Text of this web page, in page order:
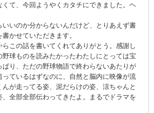
て、今回ようやくカタチにできました。ヘ
いいのか分からないんだけど、とりあえず書
かせていただきます。
らこの話を書いてくれてありがとう。感謝し
球ものを読みたかったわたしにとっては宝
り、ただの野球物語で終わらないあたりが
ているはずなのに、自然と脳内に映像が流
が走ってる姿、泥だらけの姿、涼ちゃんと
全部全部伝わってきたよ。まるでドラマを